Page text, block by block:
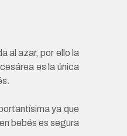
al azar, por ello la
es la única
ya que
bebés es segura